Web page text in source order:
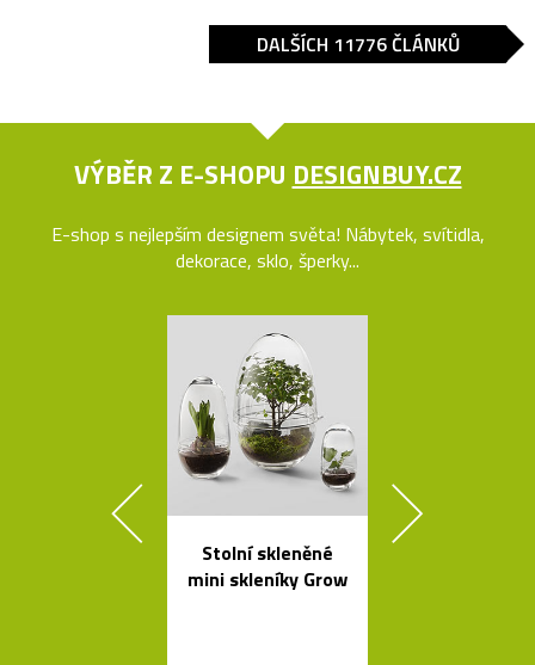
DALŠÍCH 11776 ČLÁNKŮ
VÝBĚR Z E-SHOPU DESIGNBUY.CZ
E-shop s nejlepším designem světa! Nábytek, svítidla,
dekorace, sklo, šperky...
Stolní skleněné
mini skleníky Grow